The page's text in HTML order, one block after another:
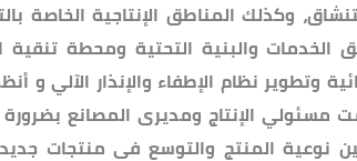
وكذلك المناطق الإنتاجية الخاصة
الخدمات والبنية التحتية ومحطة
وتطوير نظام الإطفاء والإنذار الآلي و
مسئولي الإنتاج ومديرى المصانع
نوعية المنتج والتوسع فى منتجات